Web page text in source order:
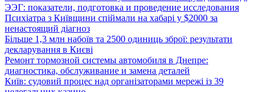
ЭЭГ: показатели, подготовка и проведение исследования
Психіатра з Київщини спіймали на хабарі у $2000 за
ненастоящий діагноз
Більше 1,3 млн набоїв та 2500 одиниць зброї: результати
декларування в Києві
Ремонт тормозной системы автомобиля в Днепре:
диагностика, обслуживание и замена деталей
Київ: судовий процес над організаторами мережі із 39